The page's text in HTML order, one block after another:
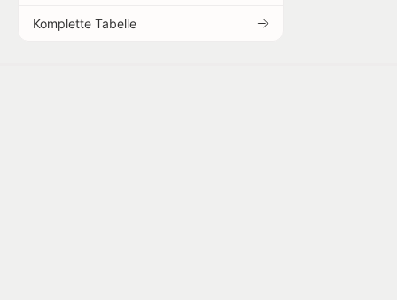
Komplette Tabelle